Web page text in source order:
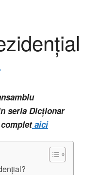
seria Dicționar
aici